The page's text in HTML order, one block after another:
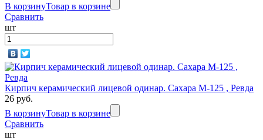
В корзинуТовар в корзине
Сравнить
шт
Кирпич керамический лицевой одинар. Сахара М-125 , Ревда
26 руб.
В корзинуТовар в корзине
Сравнить
шт